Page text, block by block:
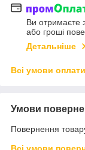
Ви отримаєте
або гроші
Детальніше
Всі умови оплати
Умови
Повернення